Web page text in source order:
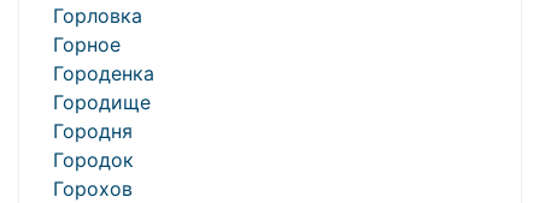
Горловка
Горное
Городенка
Городище
Городня
Городок
Горохов